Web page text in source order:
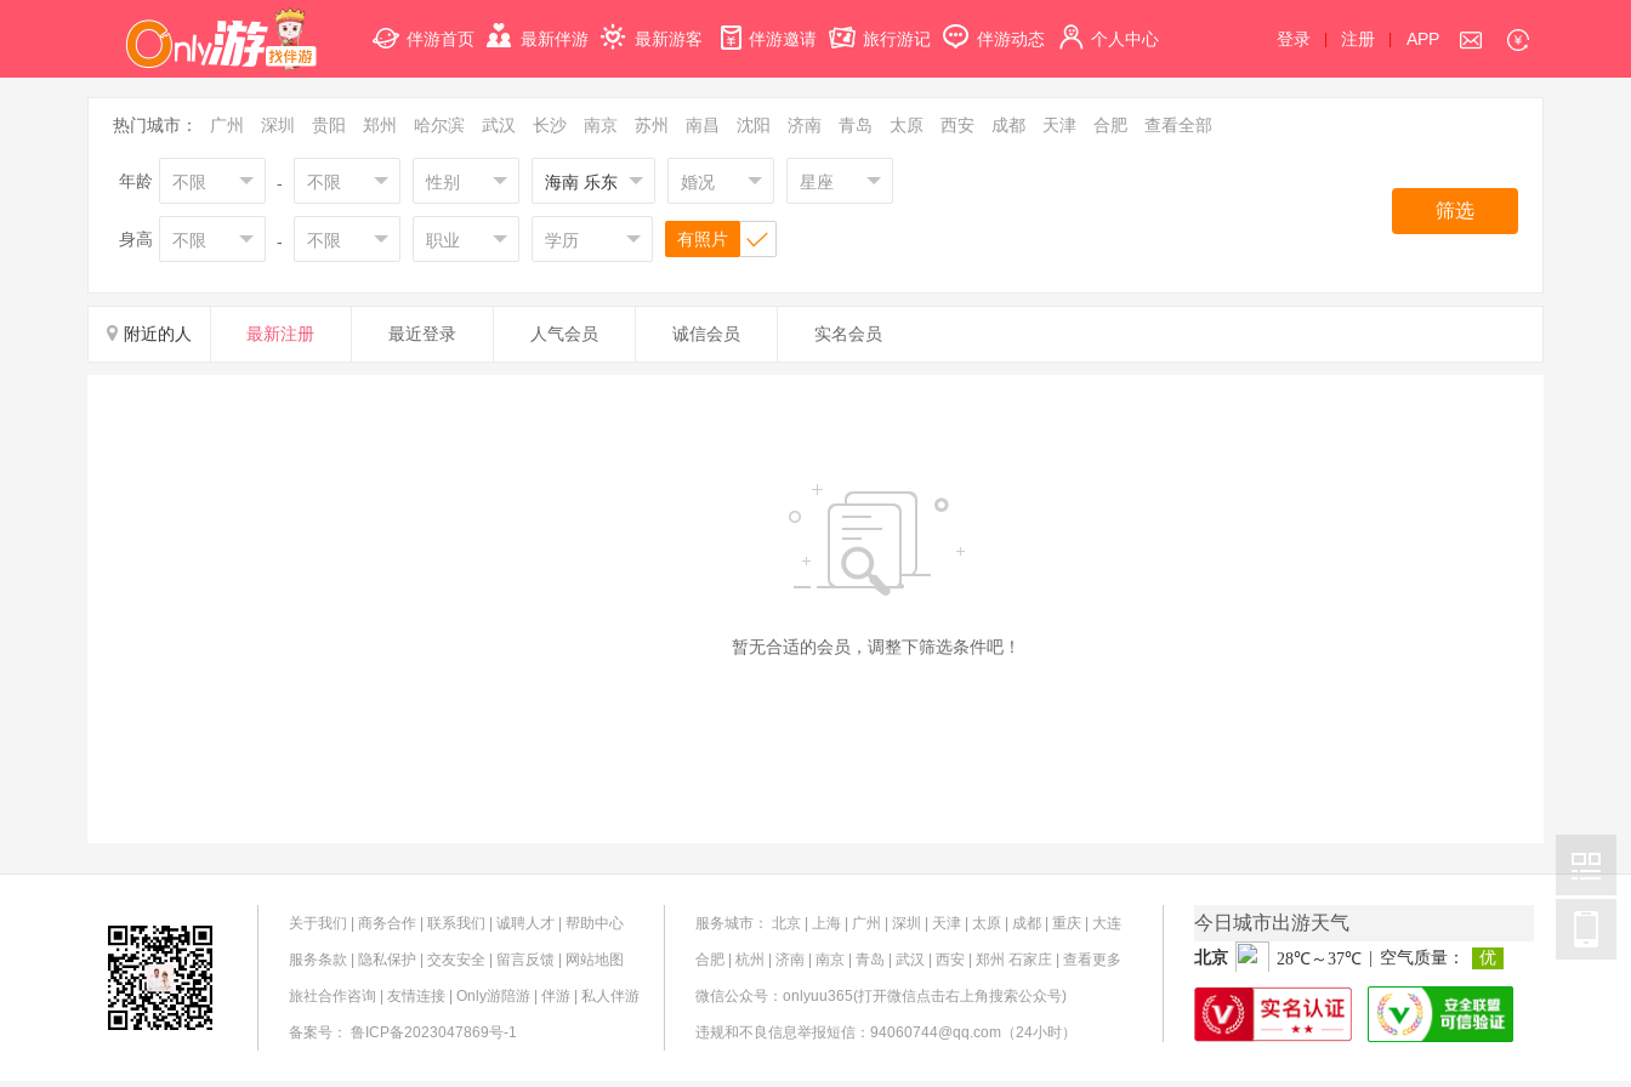
伴游首页 最新伴游 最新游客 伴游邀请 旅行游记 伴游动态 个人中心 登录 注册 APP
热门城市： 广州 深圳 贵阳 郑州 哈尔滨 武汉 长沙 南京 苏州 南昌 沈阳 济南 青岛 太原 西安 成都 天津 合肥 查看全部
年龄 不限 - 不限 性别 海南 乐东 婚况 星座
身高 不限 - 不限 职业 学历 有照片
筛选
最新注册 最近登录 人气会员 诚信会员 实名会员
附近的人
暂无合适的会员，调整下筛选条件吧！
关于我们 商务合作 联系我们 诚聘人才 帮助中心
服务条款 隐私保护 交友安全 留言反馈 网站地图
旅社合作咨询 友情连接 Only游陪游 伴游 私人伴游
备案号： 鲁ICP备2023047869号-1
服务城市： 北京 上海 广州 深圳 天津 太原 成都 重庆 大连
合肥 杭州 济南 南京 青岛 武汉 西安 郑州 石家庄 查看更多
微信公众号：onlyuu365(打开微信点击右上角搜索公众号)
违规和不良信息举报短信：94060744@qq.com（24小时）
今日城市出游天气